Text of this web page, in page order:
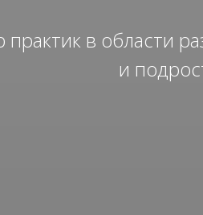
практик в области
и